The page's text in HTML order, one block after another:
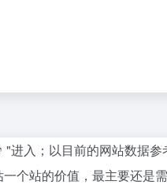
"进入；以目前的网站数据
个站的价值，最主要还是